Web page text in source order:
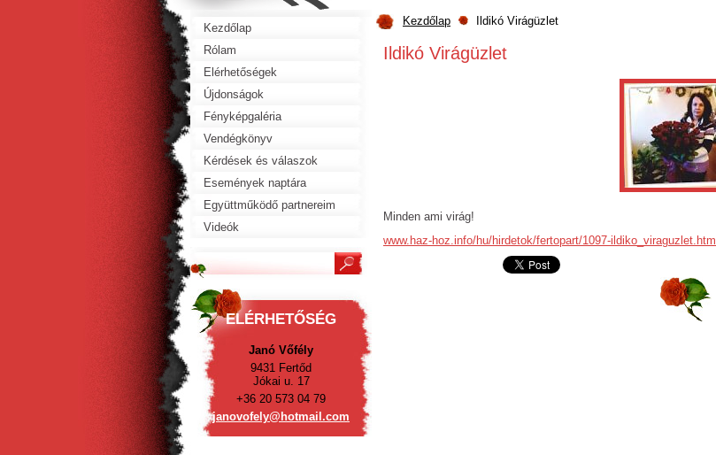
Kezdőlap Ildikó Virágüzlet
Ildikó Virágüzlet
Minden ami virág!
www.haz-hoz.info/hu/hirdetok/fertopart/1097-ildiko_viraguzlet.html
Kezdőlap
Rólam
Elérhetőségek
Újdonságok
Fényképgaléria
Vendégkönyv
Kérdések és válaszok
Események naptára
Együttműködő partnereim
Videók
ELÉRHETŐSÉG
Janó Vőfély
9431 Fertőd
Jókai u. 17
+36 20 573 04 79
janovofe ly@hotmail.com